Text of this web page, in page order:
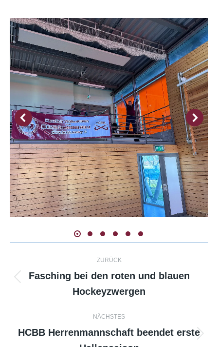
Kommentarnavigation
ZURÜCK
Beitrag:
Fasching bei den roten und blauen
Hockeyzwergen
NÄCHSTES
HCBB Herrenmannschaft beendet erste